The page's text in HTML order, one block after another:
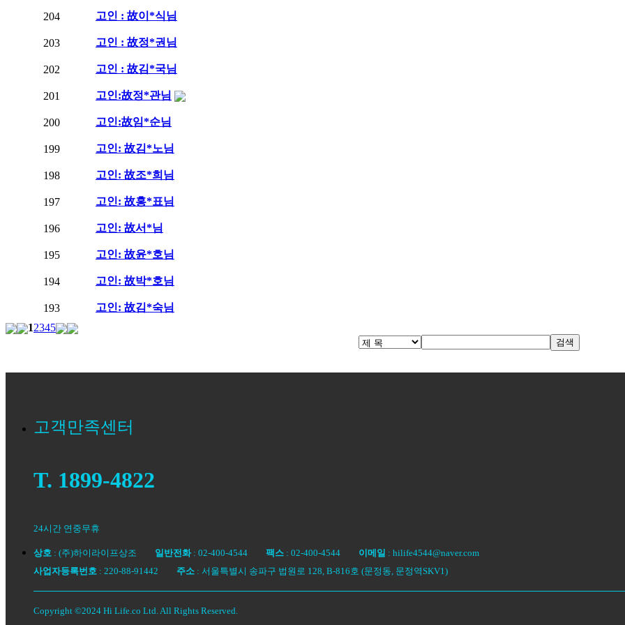
204 고인 : 故이*식님
203 고인 : 故정*권님
202 고인 : 故김*국님
201 고인:故정*관님
200 고인:故임*순님
199 고인: 故김*노님
198 고인: 故조*희님
197 고인: 故홍*표님
196 고인: 故서*님
195 고인: 故윤*호님
194 고인: 故박*호님
193
고인: 故김*숙님
12345
검색
고객만족센터
T. 1899-4822
24시간 연중무휴
상호 : (주)하이라이프상조 일반전화: 02-400-4544 팩스 : 02-400-4544 이메일 : hilife4544@naver.com
사업자등록번호 : 220-88-91442 주소 : 서울특별시 송파구 법원로 128, B-816호 (문정동, 문정역SKV1)
Copyright ©2024 Hi Life.co Ltd. All Rights Reserved.